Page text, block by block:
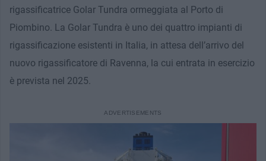
rigassificatrice Golar Tundra ormeggiata al Porto di
Piombino. La Golar Tundra è uno dei quattro impianti di
rigassificazione esistenti in Italia, in attesa dell’arrivo del
nuovo rigassificatore di Ravenna, la cui entrata in esercizio
è prevista nel 2025.